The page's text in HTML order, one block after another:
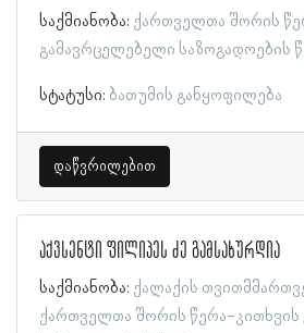
საქმიანობა: ქართველთა შორის
გამავრცელებელი საზოგადოების
სტატუსი: ბათუმის განყოფილება
დაწვრილებით
აქვსენტი ფილიპეს ძე გამსახურდია
საქმიანობა: ქალაქის
ქართველთა შორის წერა-